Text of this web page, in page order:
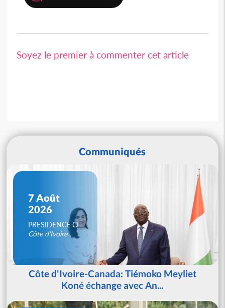
Soyez le premier à commenter cet article
Communiqués
7 Août
2026
PRESIDENCE CI
Côte d'Ivoire
Côte d'Ivoire-Canada: Tiémoko Meyliet
Koné échange avec An...